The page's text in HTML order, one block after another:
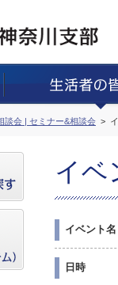
談会 | セミナー&相談会
イベ
イベント名
日時